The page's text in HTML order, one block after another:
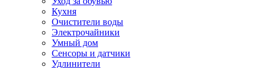
Кухня
Очистители воды
Электрочайники
Умный дом
Сенсоры и датчики
Удлинители